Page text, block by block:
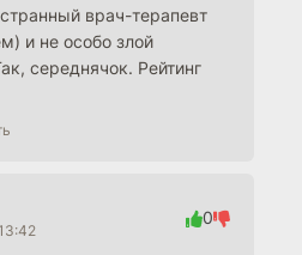
врач-терапевт
и не особо злой
середнячок. Рейтинг
0